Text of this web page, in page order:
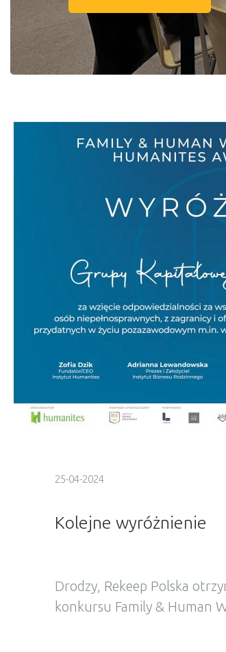
25-04-2024
Kolejne wyróżnienie
Drodzy, Rekeep Polska
konkursu Family & Human